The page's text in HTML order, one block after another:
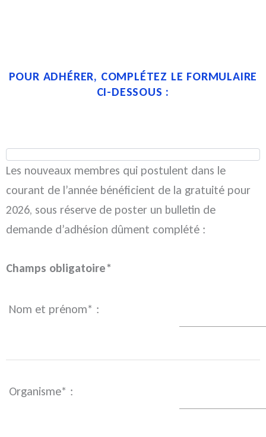
POUR ADHÉRER, COMPLÉTEZ LE FORMULAIRE
CI-DESSOUS :
Les nouveaux membres qui postulent dans le
courant de l’année bénéficient de la gratuité pour
2026, sous réserve de poster un bulletin de
demande d’adhésion dûment complété :
Champs obligatoire*
Nom et prénom* :
Organisme* :